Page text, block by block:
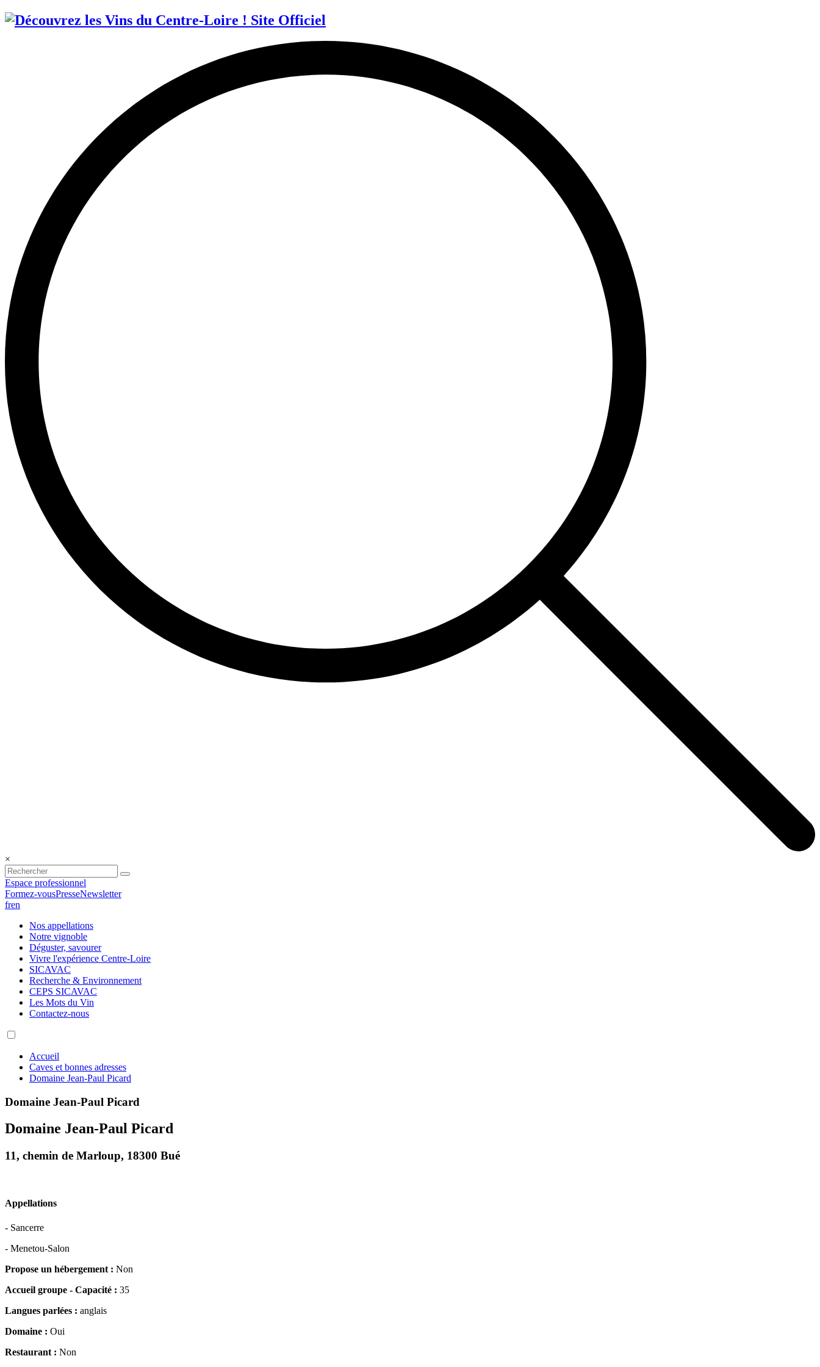
×
Espace professionnel
Formez-vousPresseNewsletter
fren
Nos appellations
Notre vignoble
Déguster, savourer
Vivre l'expérience Centre-Loire
SICAVAC
Recherche & Environnement
CEPS SICAVAC
Les Mots du Vin
Contactez-nous
Accueil
Caves et bonnes adresses
Domaine Jean-Paul Picard
Domaine Jean-Paul Picard
Domaine Jean-Paul Picard
11, chemin de Marloup, 18300 Bué
Appellations
- Sancerre
- Menetou-Salon
Propose un hébergement : Non
Accueil groupe - Capacité : 35
Langues parlées : anglais
Domaine : Oui
Restaurant : Non